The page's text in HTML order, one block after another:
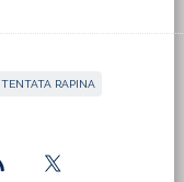
TENTATA RAPINA